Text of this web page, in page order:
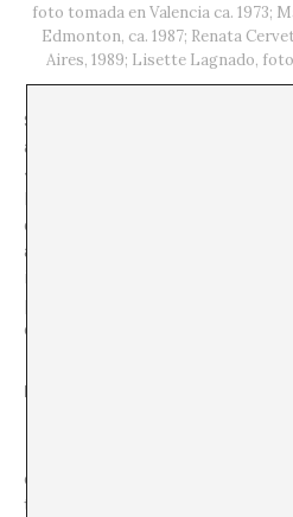
foto tomada en Valencia ca. 1973;
Edmonton, ca. 1987; Renata
Aires, 1989; Lisette Lagnado,
Según afirman las propias
antídoto contra el «alboroto
«capitalismo colonial», un
blanca y cristiana dominante
el patriarcado que la consagra.
articula su discurso expositivo
instituciones como la iglesia,
político mediante obras de arte
colectividad, la solidaridad y la
Formas de disidencia
exposiciones preliminares, la
tuvo lugar en septiembre del